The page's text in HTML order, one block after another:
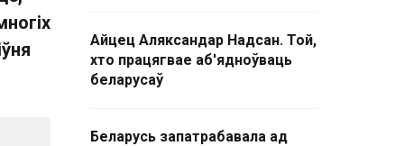
Айцец Аляксандар Надсан. Той,
хто працягвае аб'ядноўваць
беларусаў
Беларусь запатрабавала ад